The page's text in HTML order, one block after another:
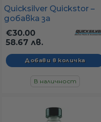
Quicksilver Quickstor –
добавка за
консервиране на
бензин
(стабилизатор, 355 ml)
€30.00
58.67 лв.
В наличност